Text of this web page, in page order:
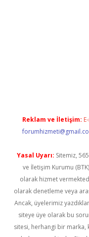
Reklam ve İletişim:
Yasal Uyarı: Sitemiz,
ve İletişim Kurumu
olarak hizmet
olarak denetleme veya
Ancak, üyelerimiz
siteye üye olarak bu
sitesi, herhangi bir marka,